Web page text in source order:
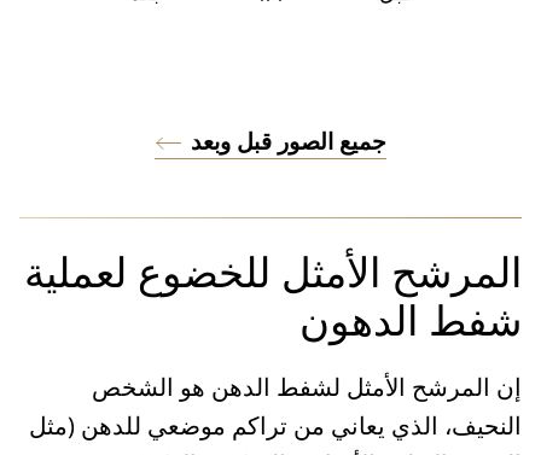
جميع الصور قبل وبعد
المرشح الأمثل للخضوع لعملية
شفط الدهون
إن المرشح الأمثل لشفط الدهن هو الشخص
النحيف، الذي يعاني من تراكم موضعي للدهن (مثل